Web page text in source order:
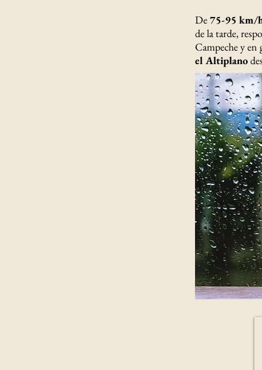
De75-95 km/h
de la tarde,
Campeche y en
el Altiplano